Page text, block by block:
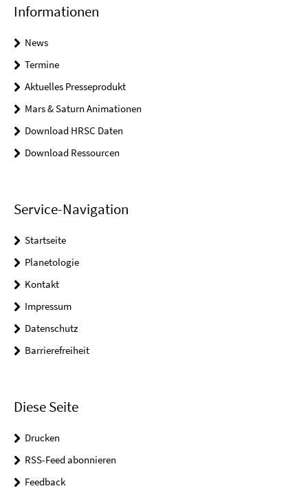
Informationen
News
Termine
Aktuelles Presseprodukt
Mars & Saturn Animationen
Download HRSC Daten
Download Ressourcen
Service-Navigation
Startseite
Planetologie
Kontakt
Impressum
Datenschutz
Barrierefreiheit
Diese Seite
Drucken
RSS-Feed abonnieren
Feedback